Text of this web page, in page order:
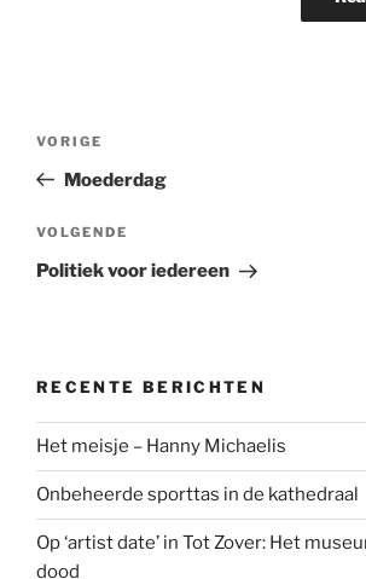
Bericht
Vorig
bericht
VORIGE
Moederdag
Volgend
bericht
VOLGENDE
Politiek voor iedereen
RECENTE BERICHTEN
Het meisje – Hanny Michaelis
Onbeheerde sporttas in de kathedraal
Op ‘artist date’ in Tot Zover: Het
dood